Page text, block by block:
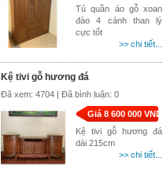
Tủ quần áo gỗ xoan
đào 4 cánh than lý
cực tốt
>> chi tiết...
Kệ tivi gỗ hương đá
Đã xem: 4704 | Đã bình luận: 0
Giá 8 600 000 VND
Kệ tivi gỗ hương đá
dài 215cm
>> chi tiết...